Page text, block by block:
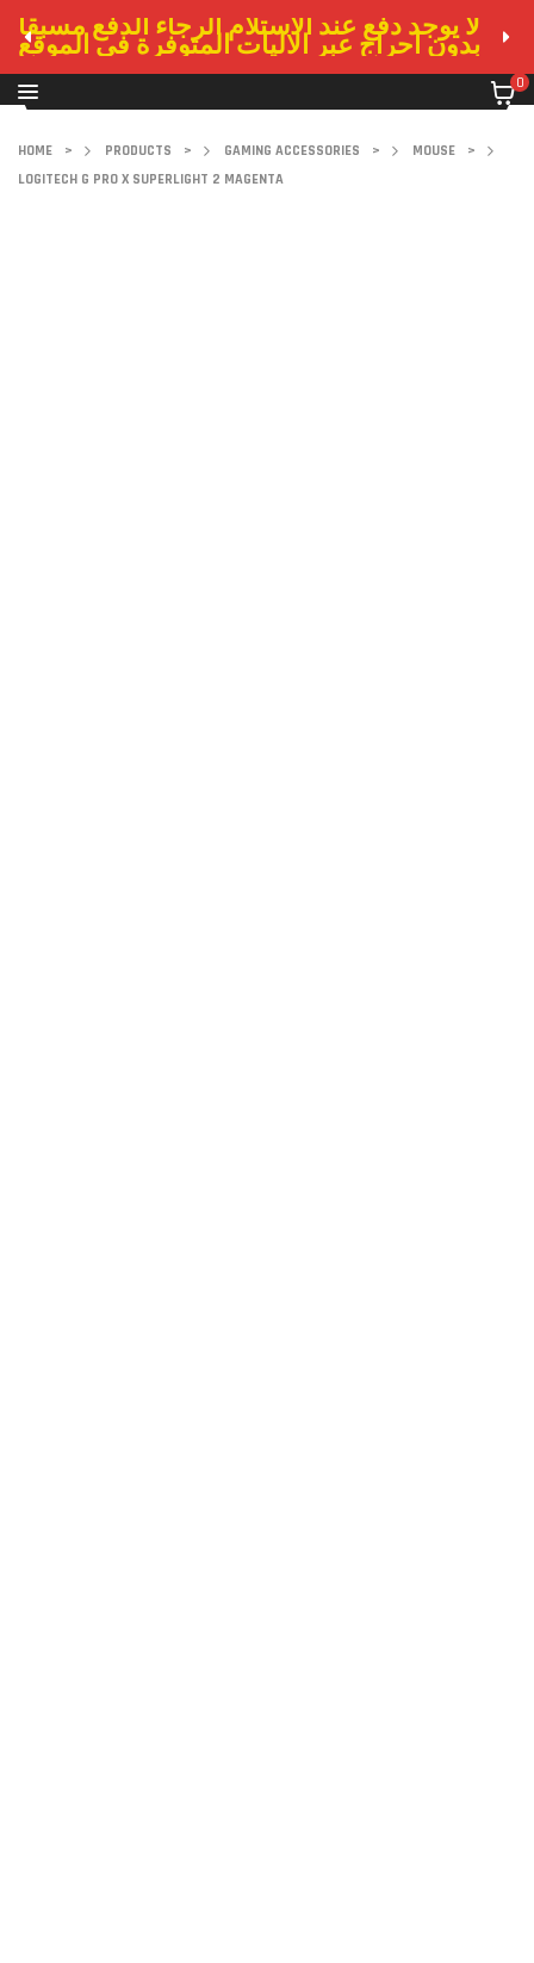
لا يوجد دفع عند الاستلام الرجاء الدفع مسبقا
بدون احراج عبر الاليات المتوفرة في الموقع
0
HOME > PRODUCTS > GAMING ACCESSORIES > MOUSE
>
LOGITECH G PRO X SUPERLIGHT 2 MAGENTA